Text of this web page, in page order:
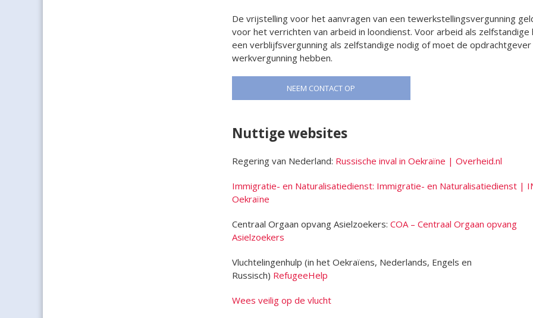
De vrijstelling voor het aanvragen van een tewerkstellingsvergunning
voor het verrichten van arbeid in loondienst. Voor arbeid als zelfstandige
een verblijfsvergunning als zelfstandige nodig of moet de opdrachtgever
werkvergunning hebben.
NEEM CONTACT OP
Nuttige websites
Regering van Nederland: Russische inval in Oekraïne | Overheid.nl
Immigratie- en Naturalisatiedienst: Immigratie- en Naturalisatiedienst |
Oekraïne
Centraal Orgaan opvang Asielzoekers: COA – Centraal Orgaan opvang
Asielzoekers
Vluchtelingenhulp (in het Oekraïens, Nederlands, Engels en
Russisch) RefugeeHelp
Wees veilig op de vlucht